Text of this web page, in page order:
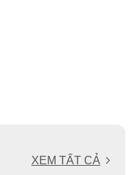
XEM TẤT CẢ